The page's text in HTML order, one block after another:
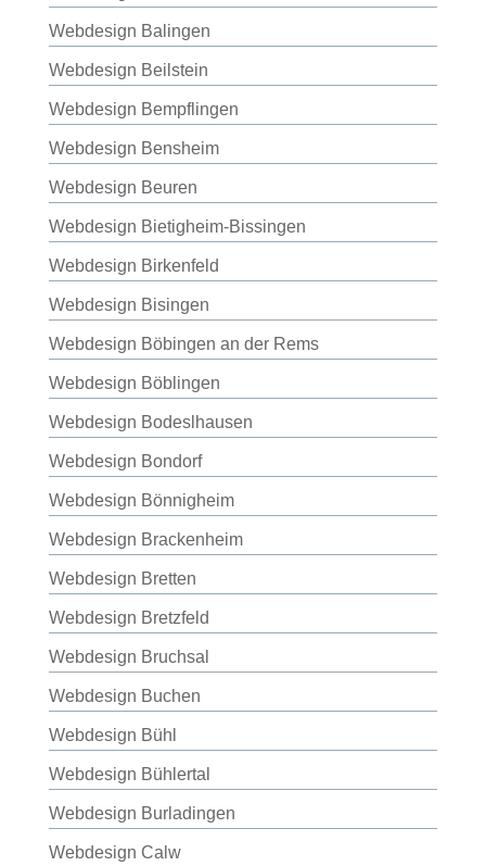
Webdesign Balingen
Webdesign Beilstein
Webdesign Bempflingen
Webdesign Bensheim
Webdesign Beuren
Webdesign Bietigheim-Bissingen
Webdesign Birkenfeld
Webdesign Bisingen
Webdesign Böbingen an der Rems
Webdesign Böblingen
Webdesign Bodeslhausen
Webdesign Bondorf
Webdesign Bönnigheim
Webdesign Brackenheim
Webdesign Bretten
Webdesign Bretzfeld
Webdesign Bruchsal
Webdesign Buchen
Webdesign Bühl
Webdesign Bühlertal
Webdesign Burladingen
Webdesign Calw